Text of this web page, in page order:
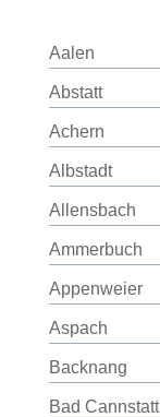
Aalen
Abstatt
Achern
Albstadt
Allensbach
Ammerbuch
Appenweier
Aspach
Backnang
Bad Cannstatt